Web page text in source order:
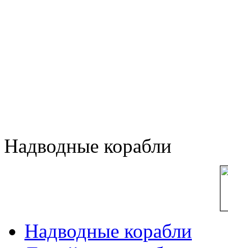
Надводные корабли
Надводные корабли